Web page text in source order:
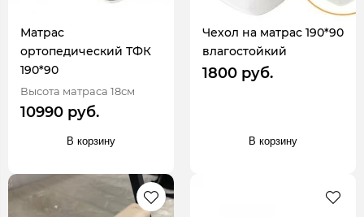
Матрас
ортопедический ТФК
190*90
Высота матраса 18см
10990 руб.
В корзину
Чехол на матрас 190*90
влагостойкий
1800 руб.
В корзину